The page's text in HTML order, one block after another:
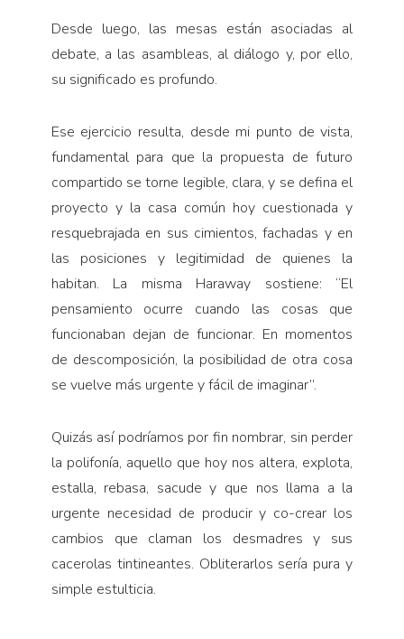
Desde luego, las mesas están asociadas al
debate, a las asambleas, al diálogo y, por ello,
su significado es profundo.
Ese ejercicio resulta, desde mi punto de vista,
fundamental para que la propuesta de futuro
compartido se torne legible, clara, y se defina el
proyecto y la casa común hoy cuestionada y
resquebrajada en sus cimientos, fachadas y en
las posiciones y legitimidad de quienes la
habitan. La misma Haraway sostiene: “El
pensamiento ocurre cuando las cosas que
funcionaban dejan de funcionar. En momentos
de descomposición, la posibilidad de otra cosa
se vuelve más urgente y fácil de imaginar”.
Quizás así podríamos por fin nombrar, sin perder
la polifonía, aquello que hoy nos altera, explota,
estalla, rebasa, sacude y que nos llama a la
urgente necesidad de producir y co-crear los
cambios que claman los desmadres y sus
cacerolas tintineantes. Obliterarlos sería pura y
simple estulticia.